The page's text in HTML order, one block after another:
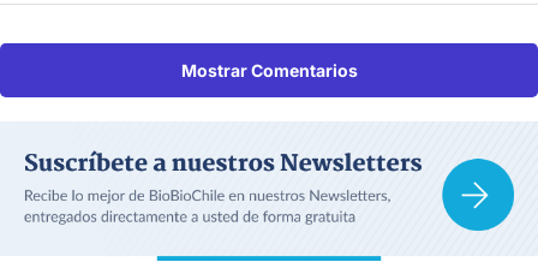
Mostrar Comentarios